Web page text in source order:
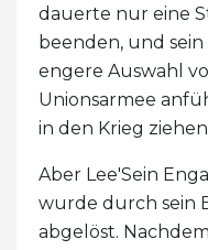
dauerte nur eine
beenden, und
engere Auswahl
Unionsarmee
in den Krieg
Aber Lee'Sein
wurde durch sein
abgelöst.